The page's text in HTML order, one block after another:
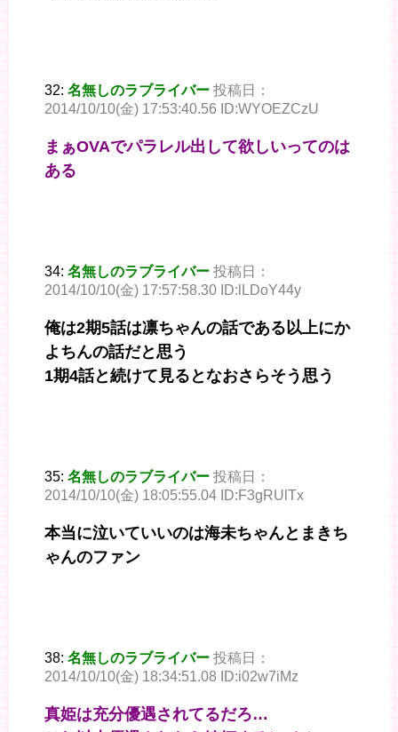
32: 名無しのラブライバー 投稿日：
2014/10/10(金) 17:53:40.56 ID:WYOEZCzU
まぁOVAでパラレル出して欲しいってのは
ある
34: 名無しのラブライバー 投稿日：
2014/10/10(金) 17:57:58.30 ID:lLDoY44y
俺は2期5話は凛ちゃんの話である以上にか
よちんの話だと思う
1期4話と続けて見るとなおさらそう思う
35: 名無しのラブライバー 投稿日：
2014/10/10(金) 18:05:55.04 ID:F3gRUlTx
本当に泣いていいのは海未ちゃんとまきち
ゃんのファン
38: 名無しのラブライバー 投稿日：
2014/10/10(金) 18:34:51.08 ID:i02w7iMz
真姫は充分優遇されてるだろ…